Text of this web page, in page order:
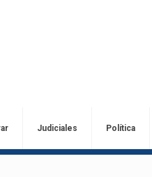
Judiciales Política